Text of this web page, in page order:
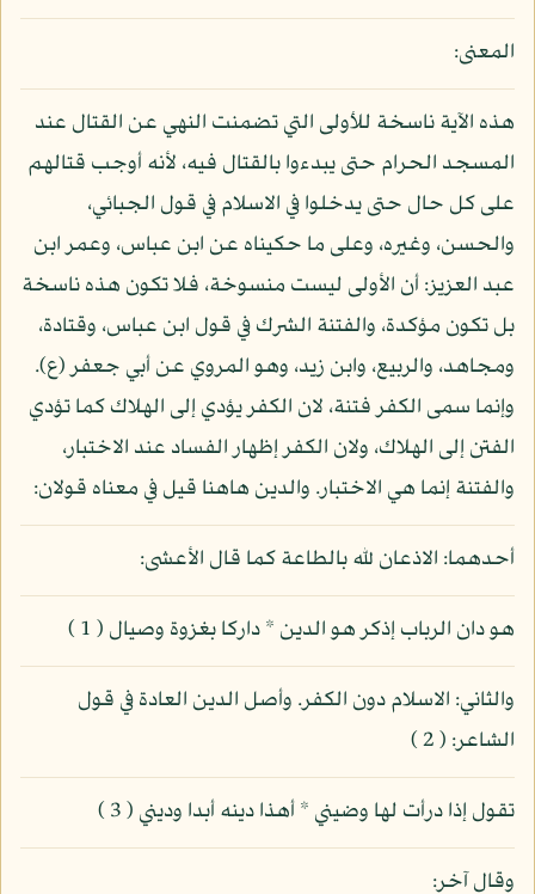
المعنى:
هذه الآية ناسخة للأولى التي تضمنت النهي عن القتال عند
المسجد الحرام حتى يبدءوا بالقتال فيه، لأنه أوجب قتالهم
على كل حال حتى يدخلوا في الاسلام في قول الجبائي،
والحسن، وغيره، وعلى ما حكيناه عن ابن عباس، وعمر ابن
عبد العزيز: أن الأولى ليست منسوخة، فلا تكون هذه ناسخة
بل تكون مؤكدة، والفتنة الشرك في قول ابن عباس، وقتادة،
ومجاهد، والربيع، وابن زيد، وهو المروي عن أبي جعفر (ع).
وإنما سمى الكفر فتنة، لان الكفر يؤدي إلى الهلاك كما تؤدي
الفتن إلى الهلاك، ولان الكفر إظهار الفساد عند الاختبار،
والفتنة إنما هي الاختبار. والدين هاهنا قيل في معناه قولان:
أحدهما: الاذعان لله بالطاعة كما قال الأعشى:
هو دان الرباب إذكر هو الدين * داركا بغزوة وصيال ( 1 )
والثاني: الاسلام دون الكفر. وأصل الدين العادة في قول
الشاعر: ( 2 )
تقول إذا درأت لها وضيني * أهذا دينه أبدا وديني ( 3 )
وقال آخر: